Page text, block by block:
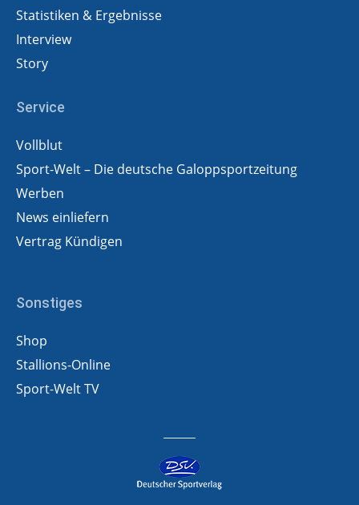
Statistiken & Ergebnisse
Interview
Story
Service
Vollblut
Sport-Welt – Die deutsche Galoppsportzeitung
Werben
News einliefern
Vertrag Kündigen
Sonstiges
Shop
Stallions-Online
Sport-Welt TV